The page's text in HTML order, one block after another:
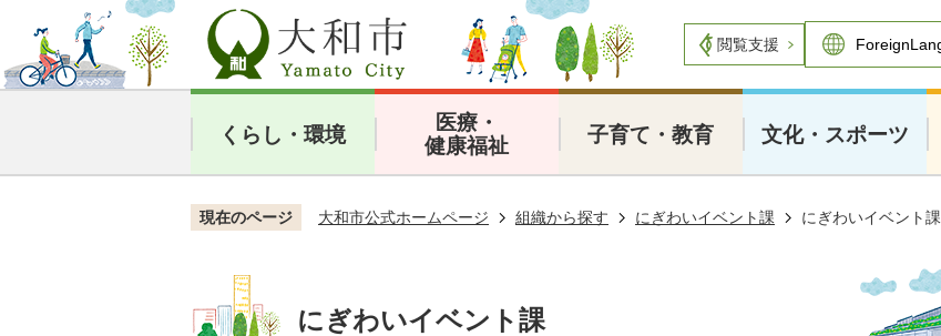
閲覧支援
くらし・環境
医療・
健康福祉
子育て・教育 文化・スポーツ
現在のページ 大和市公式ホームページ 組織から探す にぎわいイベント課 にぎわいイベント課
にぎわいイベント課